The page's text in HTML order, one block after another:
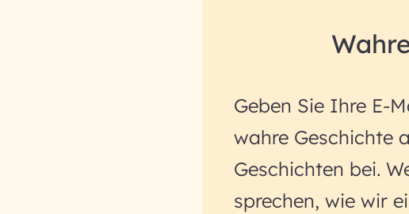
Geben Sie Ihre E-
wahre Geschichte
Geschichten bei.
sprechen, wie wir